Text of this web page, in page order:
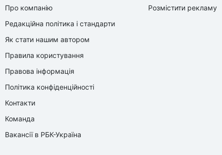
Про компанію
Редакційна політика і стандарти
Як стати нашим автором
Правила користування
Правова інформація
Політика конфіденційності
Контакти
Команда
Вакансії в РБК-Україна
Розмістити рекламу